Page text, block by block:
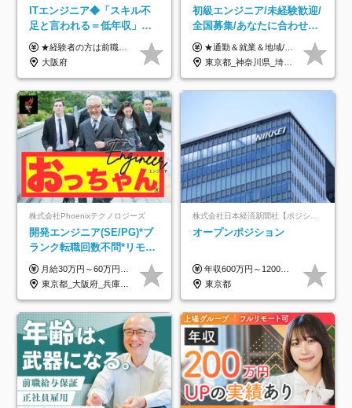
ITエンジニア◆「スキル不
足と言われる＝低年収」で
はない！｜ 不安を克服し、
年収アップした社員の実例
★経験者の方は前職の年収以上を保証します ★案件単価を開示した上で80％以上を還元します 月給25万円以上＋賞与年2回 ※経験や能力を考慮の上で優遇します ※試用期間が3ヶ月(その間の給与・待遇・雇用形態に変更はありません) ※月給には月20時間分のみなし残業手当(5万円)を含みます(超過分は別途支給) ★残業平均は月10時間以下ですので、毎月10時間分程度はお得です！
大阪府
初級エンジニア/未経験歓迎/
全国募集/あなたに合わせた
オリジナル研修をご用
意/AI・IoT/残業平均8時間
★通勤＆就業＆地域/住宅＆役職手当あり ★残業代は全額支給 ★選べる給与制度あり！ ■東京・神奈川・千葉・埼玉勤務の場合 月給24.5万円～55万円＋諸手当 （残業代は全額支給） (20,000円の地域/住宅手当込み) ■愛知・京都・大阪・兵庫勤務の場合 月給24万円以上＋諸手当 （残業代は全額支給） (15,000円の地域/住宅手当込み) ■茨城・栃木・群馬・静岡・三重・滋賀・広島・福岡勤務の場合 月給23.5万円以上＋諸手当 （残業代は全額支給） (10,000円の地域/住宅手当込み) ■北海道・宮城・山梨・長野・岐阜・奈良・和歌山・岡山勤務の場合 月給23万円以上＋諸手当 （残業代は全額支給） (5,000円の地域/住宅手当込み) ■その他のエリア勤務の場合 月給22.5万円以上＋諸手当 （残業代は全額支給） ※経験や能力を考慮し、当社規定により優遇します 【昇給：年一回実施】 【選べる給与制度】 ★収入を重視する方に… 「変動型人事制度」の選択も可能（派遣先からの評価に応じて収入アップ！） ※年2回のタイミングで希望者と面談の上決定します。
東京都_神奈川県_埼玉県_千葉県_大阪府_愛知県_北海道_岩手県_宮城県_山形県_福島県_茨城県_栃木県_群馬県_山梨県_長野県_富山県_石川県_静岡県_岐阜県_三重県_兵庫県_京都府_滋賀県_奈良県_広島県_岡山県_山口県_愛媛県_福岡県_熊本県_長崎県
株式会社Phoenixテクノロジーズ
開発エンジニア(SE/PG)*ブ
ランク転職回数不問*リモー
ト案件多数*残業ほぼ0*通院
のための半休制度あり
月給30万円～60万円+住宅手当+職能手当+役職手当+決算賞与+報奨金 ※経験・能力を考慮し、優遇します ※給与には20時間分のみなし時間外手当(3万7000円以上)を含みます(超過時間分は別途追加支給) ※試用期間3～6ヵ月あり(その間の給与、待遇に差異なし) ※場合によって契約社員での採用の可能性あり(面接時に応相談)
東京都_大阪府_兵庫県_京都府_福岡県
株式会社日本経済新聞社【ポジションマッチ登録】
オープンポジション
年収600万円～1200万円 ※上記年収は、想定年収です。住居費補助、子手当などの各種手当を含む金額です。 ※経験・能力等を考慮の上、当社規定により決定します。
東京都